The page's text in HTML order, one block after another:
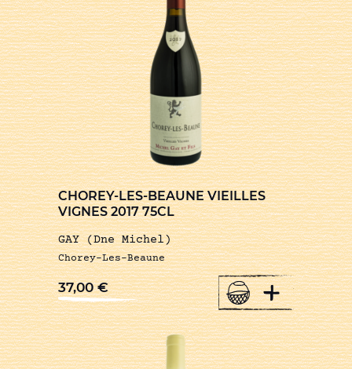
CHOREY-LES-BEAUNE VIEILLES
VIGNES 2017 75CL
GAY (Dne Michel)
Chorey-Les-Beaune
37,00€ +